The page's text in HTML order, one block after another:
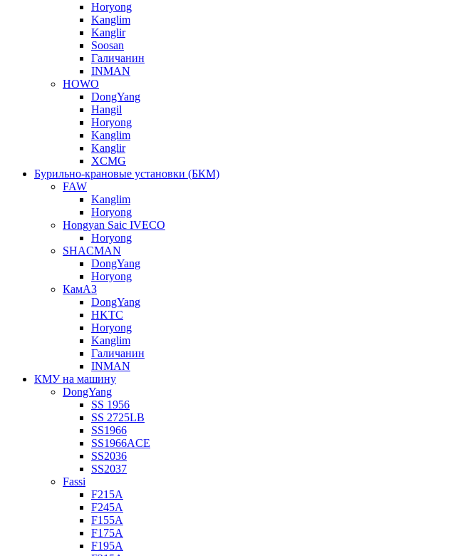
Horyong
Kanglim
Kanglir
Soosan
Галичанин
INMAN
HOWO
DongYang
Hangil
Horyong
Kanglim
Kanglir
XCMG
Бурильно-крановые установки (БКМ)
FAW
Kanglim
Horyong
Hongyan Saic IVECO
Horyong
SHACMAN
DongYang
Horyong
КамАЗ
DongYang
HKTC
Horyong
Kanglim
Галичанин
INMAN
КМУ на машину
DongYang
SS 1956
SS 2725LB
SS1966
SS1966ACE
SS2036
SS2037
Fassi
F215A
F245A
F155A
F175A
F195A